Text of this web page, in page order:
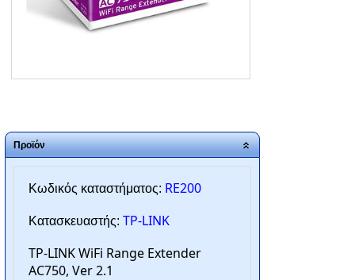
ΕΠΙΚΟΙΝΩΝΙΑ
Προϊόν
Κωδικός καταστήματος: RE200
Κατασκευαστής: TP-LINK
TP-LINK WiFi Range Extender
AC750, Ver 2.1